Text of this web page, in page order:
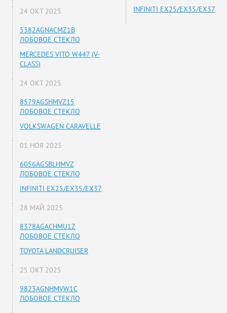
24 ОКТ 2025
5382AGNACMZ1B
ЛОБОВОЕ СТЕКЛО
MERCEDES VITO W447 (V-
CLASS)
24 ОКТ 2025
8579AGSHMVZ15
ЛОБОВОЕ СТЕКЛО
VOLKSWAGEN CARAVELLE
01 НОЯ 2025
6056AGSBLHMVZ
ЛОБОВОЕ СТЕКЛО
INFINITI EX25/EX35/EX37
28 МАЙ 2025
8378AGACHMU1Z
ЛОБОВОЕ СТЕКЛО
TOYOTA LANDCRUISER
25 ОКТ 2025
9823AGNHMVW1C
ЛОБОВОЕ СТЕКЛО
INFINITI EX25/EX35/EX37